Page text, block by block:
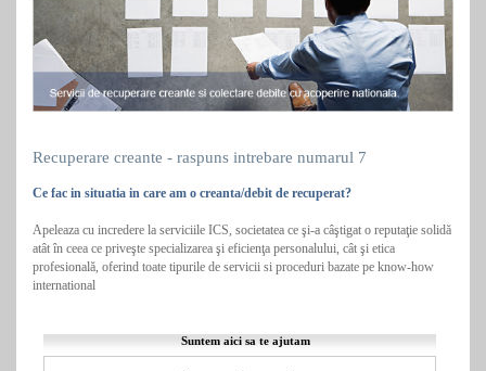
Recuperare creante - raspuns intrebare numarul 7
Ce fac in situatia in care am o creanta/debit de recuperat?
Apeleaza cu incredere la serviciile ICS, societatea ce şi-a câştigat o reputaţie solidă
atât în ceea ce priveşte specializarea şi eficienţa personalului, cât şi etica
profesională, oferind toate tipurile de servicii si proceduri bazate pe know-how
international
Suntem aici sa te ajutam